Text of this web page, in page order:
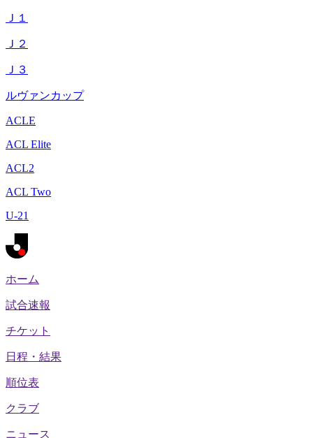
Ｊ１
Ｊ２
Ｊ３
ルヴァンカップ
ACLE
ACL Elite
ACL2
ACL Two
U-21
ホーム
試合速報
チケット
日程・結果
順位表
クラブ
ニュース